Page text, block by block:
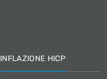
INFLAZIONE HICP